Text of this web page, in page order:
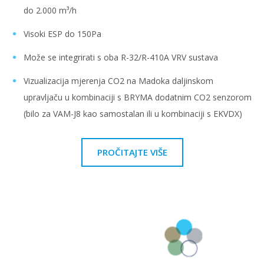
do 2.000 m³/h
Visoki ESP do 150Pa
Može se integrirati s oba R-32/R-410A VRV sustava
Vizualizacija mjerenja CO2 na Madoka daljinskom
upravljaču u kombinaciji s BRYMA dodatnim CO2 senzorom
(bilo za VAM-J8 kao samostalan ili u kombinaciji s EKVDX)
PROČITAJTE VIŠE